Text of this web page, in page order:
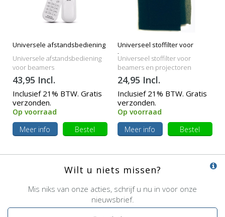
Universele afstandsbediening
Universele afstandsbediening
voor beamers
43,95 Incl.
Inclusief 21% BTW. Gratis
verzonden.
Op voorraad
Meer info
Bestel
Universeel stoffilter voor
beamers
Universeel stoffilter voor
beamers en projectoren
24,95 Incl.
Inclusief 21% BTW. Gratis
verzonden.
Op voorraad
Meer info
Bestel
Wilt u niets missen?
Mis niks van onze acties, schrijf u nu in voor onze
nieuwsbrief.